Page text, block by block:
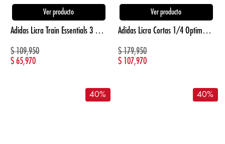
Ver producto
Adidas Licra Train Essentials 3 Rayas Kids Pret negro de niña para entrenamiento
$109,950
$65,970
Ver producto
Adidas Licra Cortas 1/4 Optime 3 Rayas Pretina negro de mujer para entrenamiento
$179,950
$ 107,970
40% 40%